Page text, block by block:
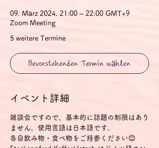
09. März 2024, 21:00 – 22:00 GMT+9
Zoom Meeting
5 weitere Termine
Bevorstehenden Termin wählen
イベント詳細
雑談会ですので、基本的に話題の制限はあり
ません。使用言語は日本語です。
各自飲み物・食べ物をご持参ください😊